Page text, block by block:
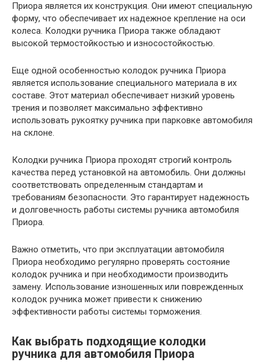
Приора является их конструкция. Они имеют специальную
форму, что обеспечивает их надежное крепление на оси
колеса. Колодки ручника Приора также обладают
высокой термостойкостью и износостойкостью.
Еще одной особенностью колодок ручника Приора
является использование специального материала в их
составе. Этот материал обеспечивает низкий уровень
трения и позволяет максимально эффективно
использовать рукоятку ручника при парковке автомобиля
на склоне.
Колодки ручника Приора проходят строгий контроль
качества перед установкой на автомобиль. Они должны
соответствовать определенным стандартам и
требованиям безопасности. Это гарантирует надежность
и долговечность работы системы ручника автомобиля
Приора.
Важно отметить, что при эксплуатации автомобиля
Приора необходимо регулярно проверять состояние
колодок ручника и при необходимости производить
замену. Использование изношенных или поврежденных
колодок ручника может привести к снижению
эффективности работы системы торможения.
Как выбрать подходящие колодки
ручника для автомобиля Приора